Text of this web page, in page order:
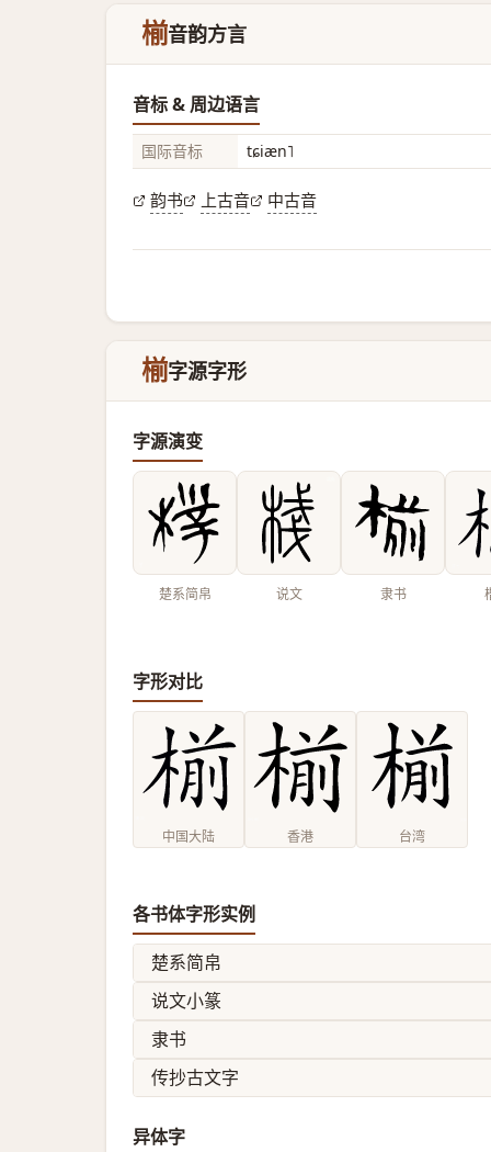
椾音韵方言
音标 & 周边语言
国际音标 tɕiæn˥
韵书 上古音 中古音
椾字源字形
字源演变
楚系简帛 说文 隶书
字形对比
中国大陆 香港 台湾
各书体字形实例
楚系简帛
说文小篆
隶书
传抄古文字
异体字